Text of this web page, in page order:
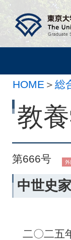
HOME ＞ 総
10月 1日）
教
第666号
中世史
二〇二五